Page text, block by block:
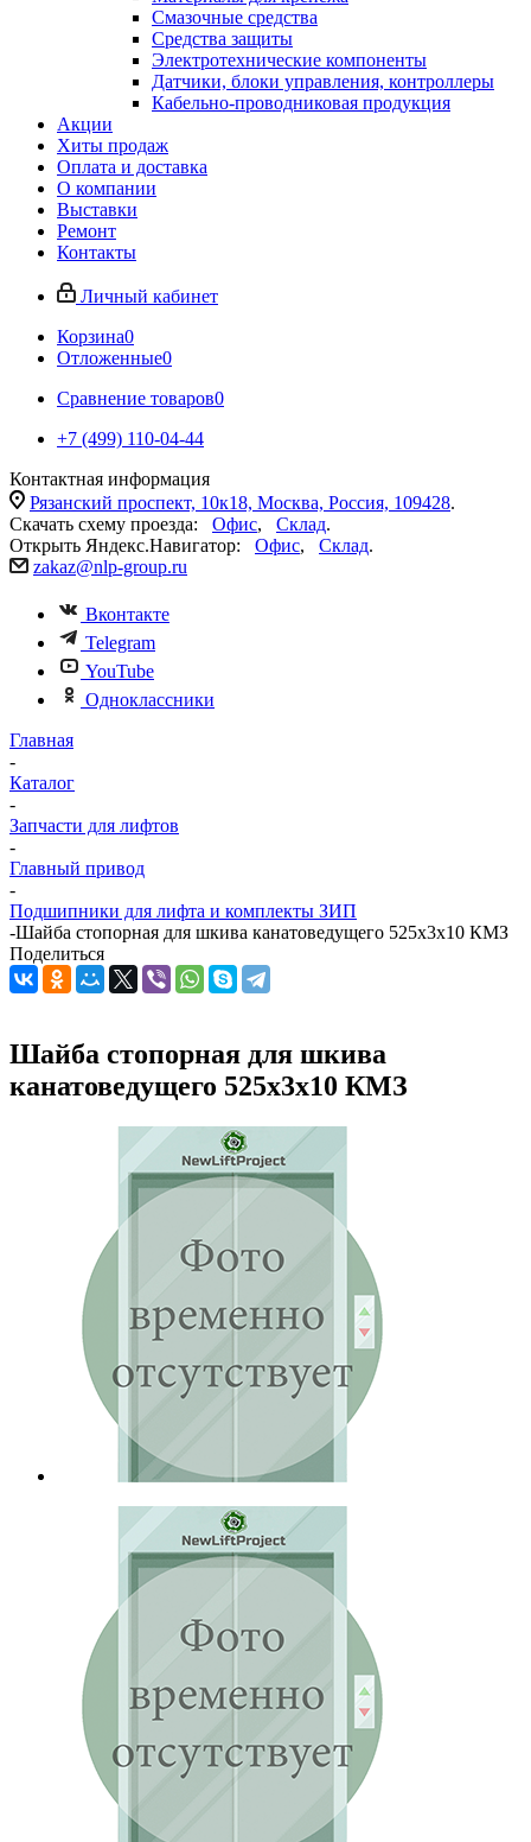
Смазочные средства
Средства защиты
Электротехнические компоненты
Датчики, блоки управления, контроллеры
Кабельно-проводниковая продукция
Акции
Хиты продаж
Оплата и доставка
О компании
Выставки
Ремонт
Контакты
Личный кабинет
Корзина0
Отложенные0
Сравнение товаров0
+7 (499) 110-04-44
Контактная информация
Рязанский проспект, 10к18, Москва, Россия, 109428.
Скачать схему проезда: Офис, Склад.
Открыть Яндекс.Навигатор: Офис, Склад.
zakaz@nlp-group.ru
Вконтакте
Telegram
YouTube
Одноклассники
Главная
-
Каталог
-
Запчасти для лифтов
-
Главный привод
-
Подшипники для лифта и комплекты ЗИП
-Шайба стопорная для шкива канатоведущего 525х3х10 КМЗ
Поделиться
Шайба стопорная для шкива
канатоведущего 525х3х10 КМЗ